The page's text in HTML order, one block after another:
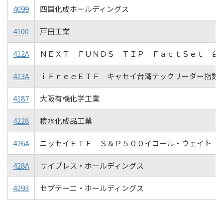
4099 四国化成ホールディングス
4100 戸田工業
412A ＮＥＸＴ ＦＵＮＤＳ ＴＩＰ ＦａｃｔＳｅｔ 台湾
413A ｉＦｒｅｅＥＴＦ キャセイ台湾テックリーダー指数
4187 大阪有機化学工業
4228 積水化成品工業
426A ニッセイＥＴＦ Ｓ＆Ｐ５００イコール・ウェイト（
428A サイプレス・ホールディングス
4293 セプテーニ・ホールディングス